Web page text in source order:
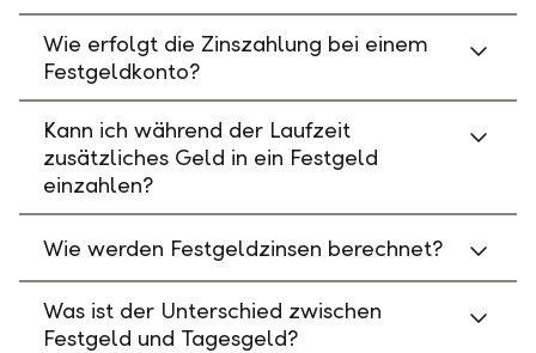
Wie erfolgt die Zinszahlung bei einem
Festgeldkonto?
Kann ich während der Laufzeit
zusätzliches Geld in ein Festgeld
einzahlen?
Wie werden Festgeldzinsen berechnet?
Was ist der Unterschied zwischen
Festgeld und Tagesgeld?